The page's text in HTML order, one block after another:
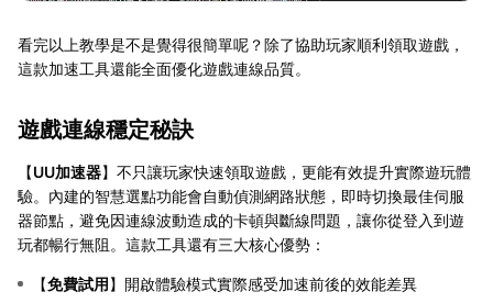
看完以上教學是不是覺得很簡單呢？除了協助玩家順利領取遊戲，
這款加速工具還能全面優化遊戲連線品質。
遊戲連線穩定秘訣
【UU加速器】不只讓玩家快速領取遊戲，更能有效提升實際遊玩體
驗。內建的智慧選點功能會自動偵測網路狀態，即時切換最佳伺服
器節點，避免因連線波動造成的卡頓與斷線問題，讓你從登入到遊
玩都暢行無阻。這款工具還有三大核心優勢：
【免費試用】開啟體驗模式實際感受加速前後的效能差異